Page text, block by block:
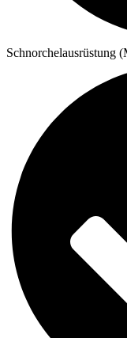
Schnorchelausrüstung